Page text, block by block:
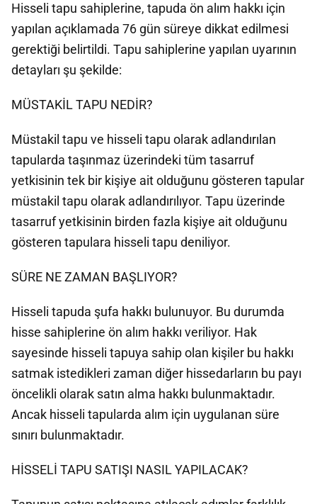
Hisseli tapu sahiplerine, tapuda ön alım hakkı için
yapılan açıklamada 76 gün süreye dikkat edilmesi
gerektiği belirtildi. Tapu sahiplerine yapılan uyarının
detayları şu şekilde:
MÜSTAKİL TAPU NEDİR?
Müstakil tapu ve hisseli tapu olarak adlandırılan
tapularda taşınmaz üzerindeki tüm tasarruf
yetkisinin tek bir kişiye ait olduğunu gösteren tapular
müstakil tapu olarak adlandırılıyor. Tapu üzerinde
tasarruf yetkisinin birden fazla kişiye ait olduğunu
gösteren tapulara hisseli tapu deniliyor.
SÜRE NE ZAMAN BAŞLIYOR?
Hisseli tapuda şufa hakkı bulunuyor. Bu durumda
hisse sahiplerine ön alım hakkı veriliyor. Hak
sayesinde hisseli tapuya sahip olan kişiler bu hakkı
satmak istedikleri zaman diğer hissedarların bu payı
öncelikli olarak satın alma hakkı bulunmaktadır.
Ancak hisseli tapularda alım için uygulanan süre
sınırı bulunmaktadır.
HİSSELİ TAPU SATIŞI NASIL YAPILACAK?